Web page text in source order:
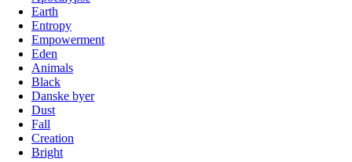
Earth
Entropy
Empowerment
Eden
Animals
Black
Danske byer
Dust
Fall
Creation
Bright